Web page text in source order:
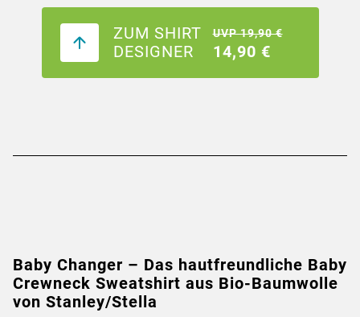
ZUM SHIRT
DESIGNER
UVP 19,90 €
14,90 €
Baby Changer – Das hautfreundliche Baby
Crewneck Sweatshirt aus Bio-Baumwolle
von Stanley/Stella